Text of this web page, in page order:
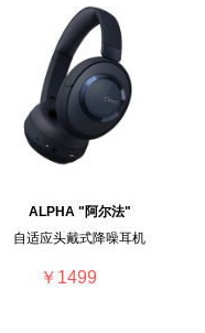
ALPHA "阿尔法"
自适应头戴式降噪耳机
￥1499